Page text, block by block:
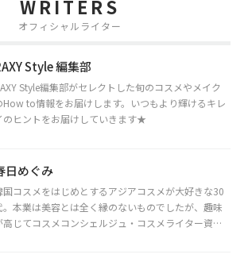
WRITERS
オフィシャルライター
Style 編集部
Style編集部がセレクトした旬のコスメやメイク
How to情報をお届けします。いつもより輝けるキレ
のヒントをお届けしていきます★
日めぐみ
国コスメをはじめとするアジアコスメが大好きな30
。本業は美容とは全く縁のないものでしたが、趣味
高じてコスメコンシェルジュ・コスメライター資格